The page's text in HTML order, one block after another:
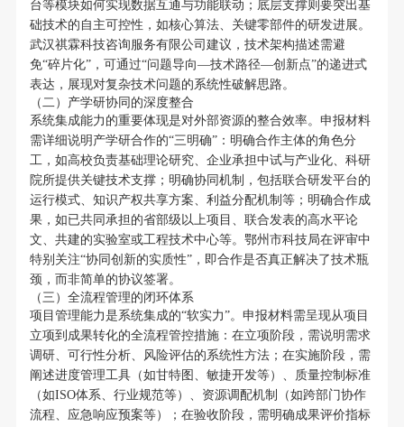
台等模块如何实现数据互通与功能联动；底层支撑则要突出基
础技术的自主可控性，如核心算法、关键零部件的研发进展。
武汉祺霖科技咨询服务有限公司建议，技术架构描述需避
免“碎片化”，可通过“问题导向—技术路径—创新点”的递进式
表达，展现对复杂技术问题的系统性破解思路。
（二）产学研协同的深度整合
系统集成能力的重要体现是对外部资源的整合效率。申报材料
需详细说明产学研合作的“三明确”：明确合作主体的角色分
工，如高校负责基础理论研究、企业承担中试与产业化、科研
院所提供关键技术支撑；明确协同机制，包括联合研发平台的
运行模式、知识产权共享方案、利益分配机制等；明确合作成
果，如已共同承担的省部级以上项目、联合发表的高水平论
文、共建的实验室或工程技术中心等。鄂州市科技局在评审中
特别关注“协同创新的实质性”，即合作是否真正解决了技术瓶
颈，而非简单的协议签署。
（三）全流程管理的闭环体系
项目管理能力是系统集成的“软实力”。申报材料需呈现从项目
立项到成果转化的全流程管控措施：在立项阶段，需说明需求
调研、可行性分析、风险评估的系统性方法；在实施阶段，需
阐述进度管理工具（如甘特图、敏捷开发等）、质量控制标准
（如ISO体系、行业规范等）、资源调配机制（如跨部门协作
流程、应急响应预案等）；在验收阶段，需明确成果评价指标